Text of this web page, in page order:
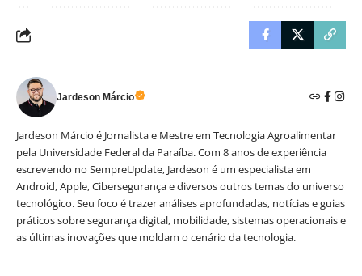
Jardeson Márcio
Jardeson Márcio é Jornalista e Mestre em Tecnologia Agroalimentar
pela Universidade Federal da Paraíba. Com 8 anos de experiência
escrevendo no SempreUpdate, Jardeson é um especialista em
Android, Apple, Cibersegurança e diversos outros temas do universo
tecnológico. Seu foco é trazer análises aprofundadas, notícias e guias
práticos sobre segurança digital, mobilidade, sistemas operacionais e
as últimas inovações que moldam o cenário da tecnologia.